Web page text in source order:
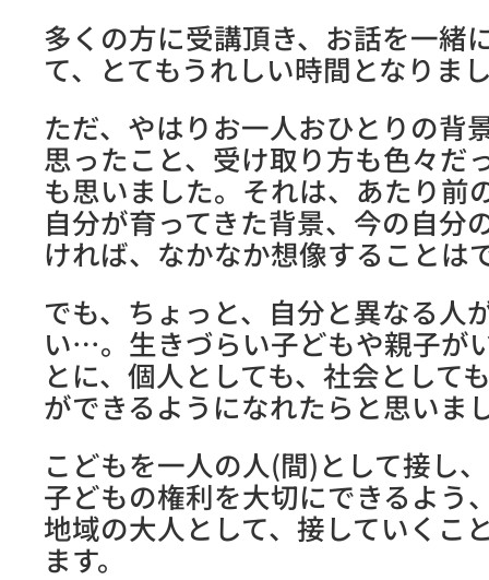
多くの方に受講頂き、お話を一緒
て、とてもうれしい時間となりま
ただ、やはりお一人おひとりの背
思ったこと、受け取り方も色々だ
も思いました。それは、あたり前
自分が育ってきた背景、今の自分
ければ、なかなか想像することは
でも、ちょっと、自分と異なる人
い…。生きづらい子どもや親子が
とに、個人としても、社会として
ができるようになれたらと思いま
こどもを一人の人(間)として接し
子どもの権利を大切にできるよう
地域の大人として、接していくこ
ます。